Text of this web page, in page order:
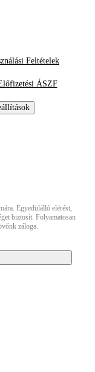
Feltételek
ÁSZF
Egyedülálló elérést,
biztosít. Folyamatosan
záloga.